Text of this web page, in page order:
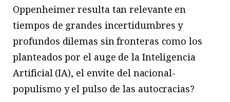
Oppenheimer resulta tan relevante en
tiempos de grandes incertidumbres y
profundos dilemas sin fronteras como los
planteados por el auge de la Inteligencia
Artificial (IA), el envite del nacional-
populismo y el pulso de las autocracias?